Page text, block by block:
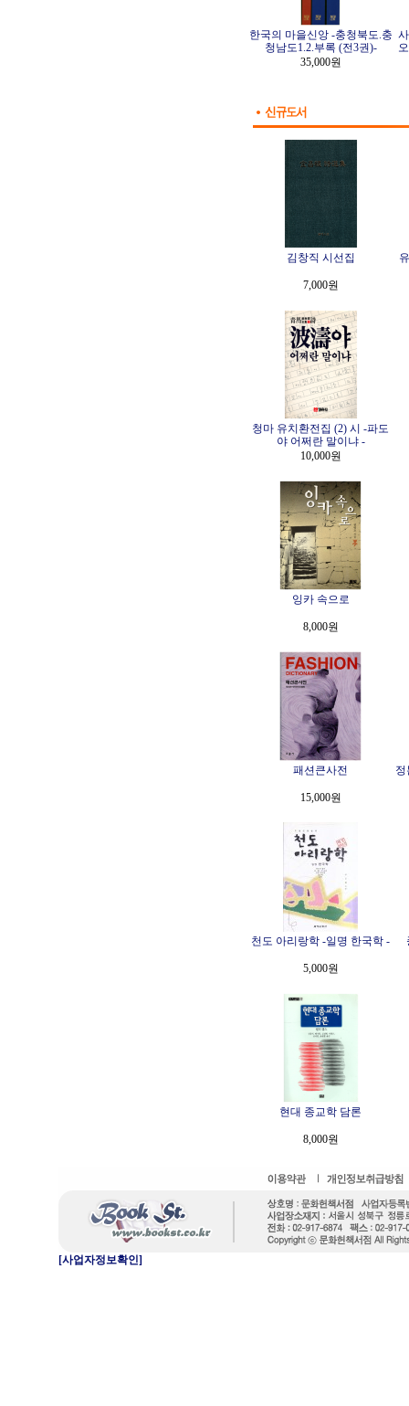
한국의 마을신앙 -충청북도.충
청남도1.2.부록 (전3권)-
35,000원
김창직 시선집
7,000원
청마 유치환전집 (2) 시 -파도
야 어쩌란 말이냐 -
10,000원
잉카 속으로
8,000원
패션큰사전
15,000원
정
천도 아리랑학 -일명 한국학 -
5,000원
현대 종교학 담론
8,000원
[사업자정보확인]